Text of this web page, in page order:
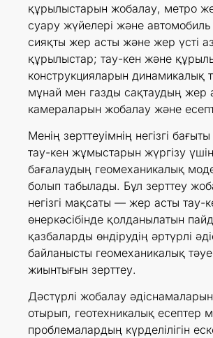
құрылыстарын жобалау, метро
суару жүйелері және автомобиль
сияқты жер асты және жер үсті
құрылыстар; тау-кен және
конструкцияларын динамикалық
мұнай мен газды сақтаудың жер
камераларын жобалау және
Менің зерттеуімнің негізгі
тау-кен жұмыстарын жүргізу үшін
бағалаудың геомеханикалық
болып табылады. Бұл зерттеу
негізгі мақсаты — жер асты тау-
өнеркәсібінде қолданылатын
қазбаларды өндірудің әртүрлі
байланысты геомеханикалық
жиынтығын зерттеу.
Дәстүрлі жобалау
отырып, геотехникалық есептер
проблемалардың күрделілігін